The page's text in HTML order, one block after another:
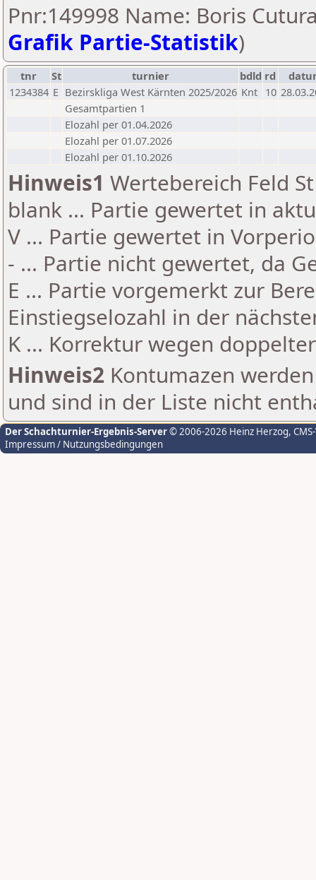
Pnr:149998 Name: Boris
Grafik Partie-Statistik)
tnr St turnier bdld rd
1234384 E Bezirskliga West Kärnten 2025/2026 Knt 10
Gesamtpartien 1
Elozahl per 01.04.2026
Elozahl per 01.07.2026
Elozahl per 01.10.2026
Hinweis1 Wertebereich Feld
blank ... Partie gewertet in
V ... Partie gewertet in
- ... Partie nicht gewertet, da
E ... Partie vorgemerkt zur
Einstiegselozahl in der
K ... Korrektur wegen
Hinweis2 Kontumazen
und sind in der Liste nicht
Der Schachturnier-Ergebnis-Server© 2006-2026 Heinz Herzog,
Impressum / Nutzungsbedingungen